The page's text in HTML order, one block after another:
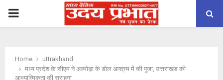
PRIMARY
Home
uttrakhand
मध्य प्रदेश के सीएम ने अल्मोड़ा के डोल आश्रम में की पूजा, उत्तराखंड की
आध्यात्मिकता की सराहना